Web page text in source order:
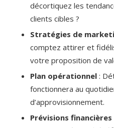
décortiquez les
clients cibles ?
Stratégies de
comptez attirer et
votre proposition de
Plan opérationnel :
fonctionnera au
d’approvisionnement.
Prévisions financières